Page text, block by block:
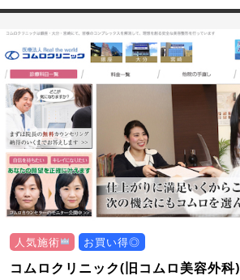
人気施術 お買い得◎
コムロクリニック(旧コムロ美容外科)